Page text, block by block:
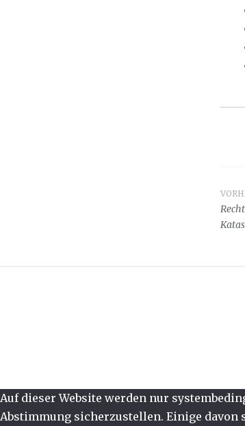
Auf dieser Website werden nur
Abstimmung sicherzustellen. Einige